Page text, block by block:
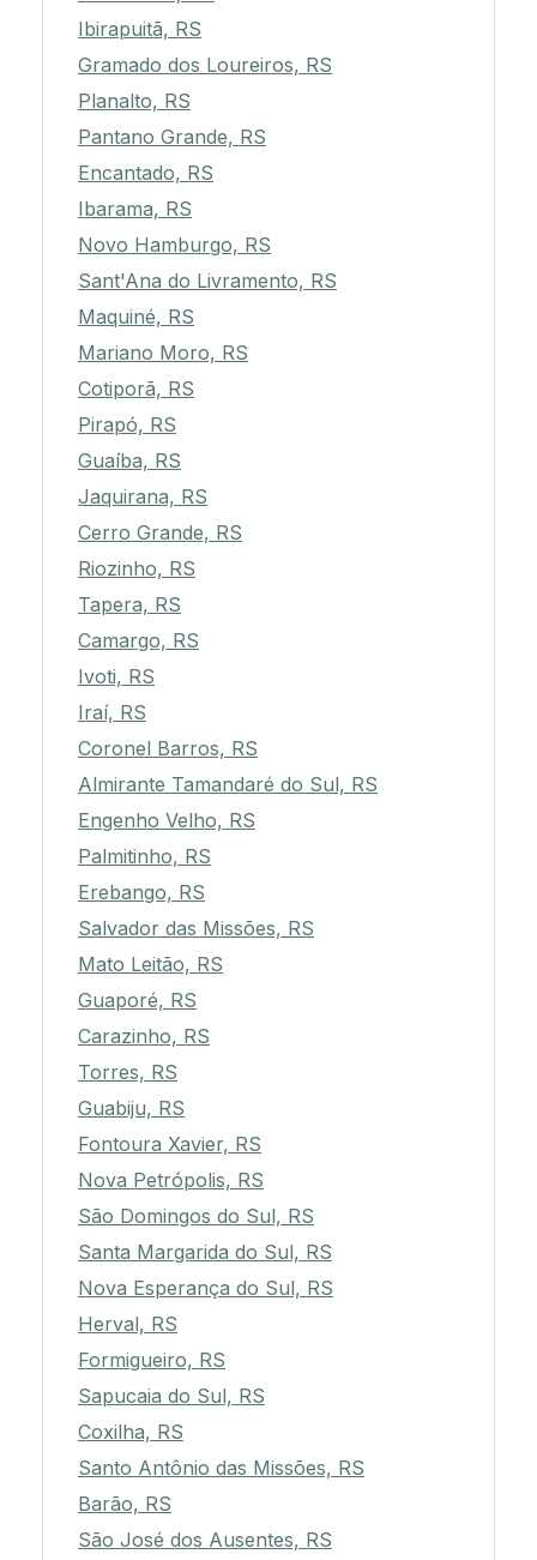
Ibirapuitã, RS
Gramado dos Loureiros, RS
Planalto, RS
Pantano Grande, RS
Encantado, RS
Ibarama, RS
Novo Hamburgo, RS
Sant'Ana do Livramento, RS
Maquiné, RS
Mariano Moro, RS
Cotiporã, RS
Pirapó, RS
Guaíba, RS
Jaquirana, RS
Cerro Grande, RS
Riozinho, RS
Tapera, RS
Camargo, RS
Ivoti, RS
Iraí, RS
Coronel Barros, RS
Almirante Tamandaré do Sul, RS
Engenho Velho, RS
Palmitinho, RS
Erebango, RS
Salvador das Missões, RS
Mato Leitão, RS
Guaporé, RS
Carazinho, RS
Torres, RS
Guabiju, RS
Fontoura Xavier, RS
Nova Petrópolis, RS
São Domingos do Sul, RS
Santa Margarida do Sul, RS
Nova Esperança do Sul, RS
Herval, RS
Formigueiro, RS
Sapucaia do Sul, RS
Coxilha, RS
Santo Antônio das Missões, RS
Barão, RS
São José dos Ausentes, RS